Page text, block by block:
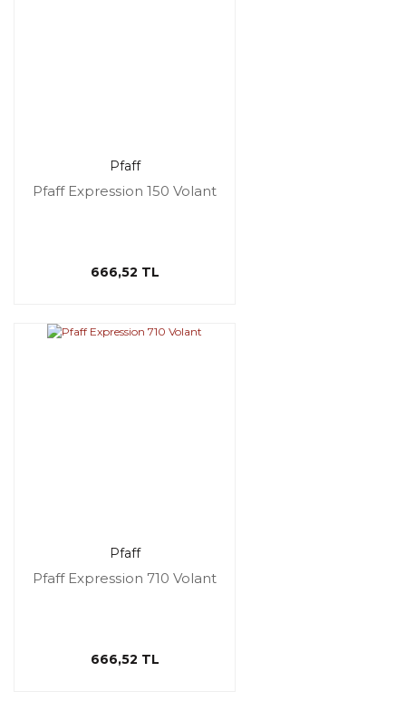
Pfaff
Pfaff Expression 150 Volant
666,52 TL
Pfaff
Pfaff Expression 710 Volant
666,52 TL